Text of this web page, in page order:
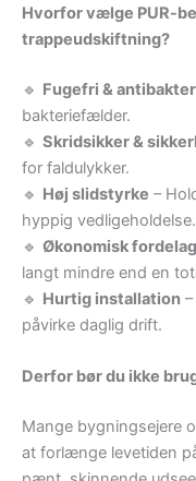
Hvorfor vælge PUR-
trappeudskiftning?
🔹 Fugefri &
bakteriefælder.
🔹 Skridsikker &
for faldulykker.
🔹 Høj slidstyrke –
hyppig vedligeholdelse.
🔹 Økonomisk
langt mindre end en
🔹 Hurtig installation
påvirke daglig drift.
Derfor bør du ikke
Mange bygningsejere
at forlænge levetiden